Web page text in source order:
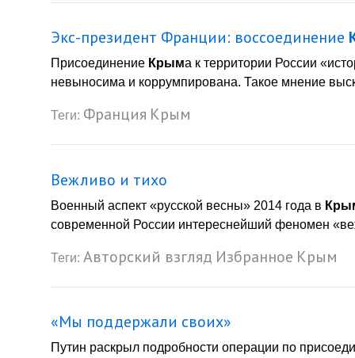
Экс-президент Франции: воссоединение
Присоединение Крыма к территории России
невыносима и коррумпирована. Такое мнение
Теги: Франция Крым
Вежливо и тихо
Военный аспект «русской весны» 2014 года в
современной России интереснейший феномен
Теги: Авторский взгляд Избранное Крым
«Мы поддержали своих»
Путин раскрыл подробности операции по